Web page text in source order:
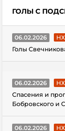
ГОЛЫ С
06.02.2026
Голы
06.02.2026
Спасения и
Бобровского и
06.02.2026